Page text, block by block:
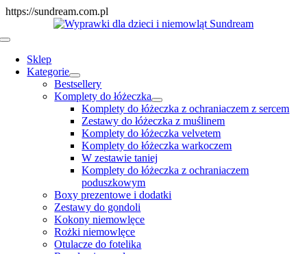
https://sundream.com.pl
to
Toggle
Navigation
Sklep
Kategorie
Bestsellery
Komplety do łóżeczka
Komplety do łóżeczka z ochraniaczem z sercem
Zestawy do łóżeczka z muślinem
Komplety do łóżeczka velvetem
Komplety do łóżeczka warkoczem
W zestawie taniej
Komplety do łóżeczka z ochraniaczem
poduszkowym
Boxy prezentowe i dodatki
Zestawy do gondoli
Kokony niemowlęce
Rożki niemowlęce
Otulacze do fotelika